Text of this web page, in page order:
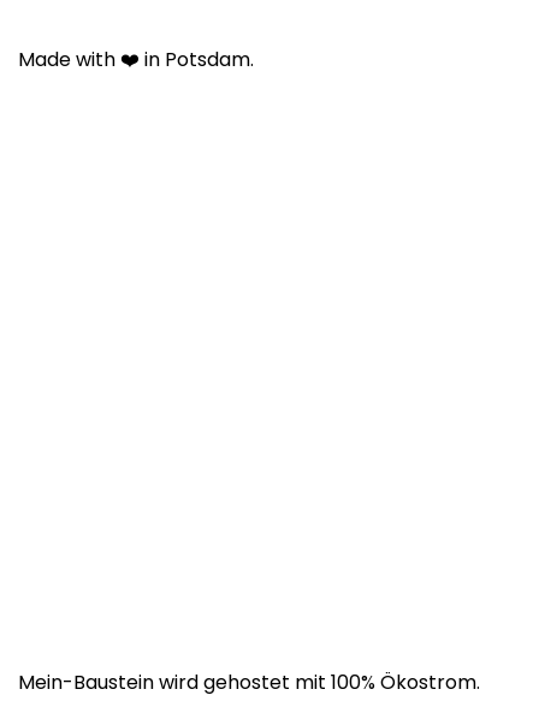
Made with ❤️ in Potsdam.
Mein-Baustein wird gehostet mit 100% Ökostrom.